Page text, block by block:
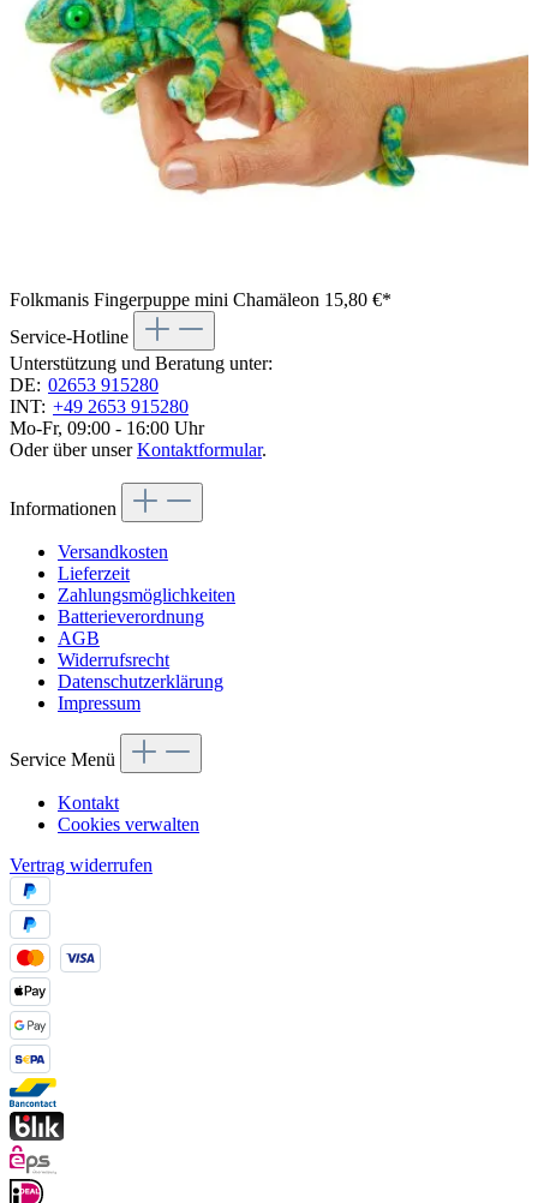
Folkmanis Fingerpuppe mini Chamäleon 15,80 €*
Service-Hotline
Unterstützung und Beratung unter:
DE: 02653 915280
INT: +49 2653 915280
Mo-Fr, 09:00 - 16:00 Uhr
Oder über unserKontaktformular.
Informationen
Versandkosten
Lieferzeit
Zahlungsmöglichkeiten
Batterieverordnung
AGB
Widerrufsrecht
Datenschutzerklärung
Impressum
Service Menü
Kontakt
Cookies verwalten
Vertrag widerrufen